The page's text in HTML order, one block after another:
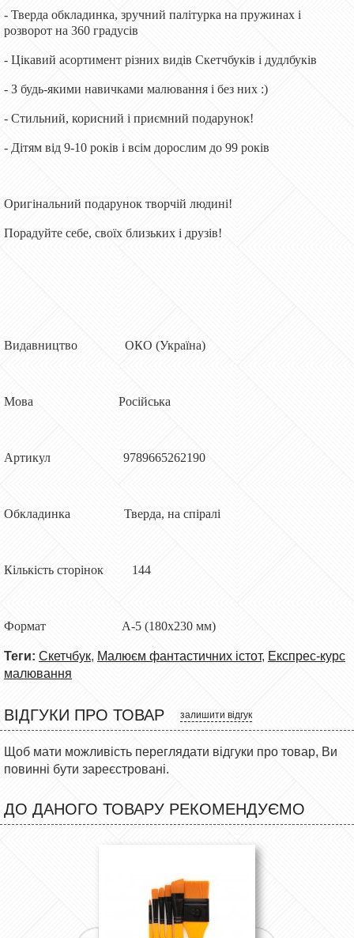
- Тверда обкладинка, зручний палітурка на пружинах і
розворот на 360 градусів
- Цікавий асортимент різних видів Скетчбуків і дудлбуків
- З будь-якими навичками малювання і без них :)
- Стильний, корисний і приємний подарунок!
- Дітям від 9-10 років і всім дорослим до 99 років
Оригінальний подарунок творчій людині!
Порадуйте себе, своїх близьких і друзів!
Видавництво ОКО (Україна)
Мова Російська
Артикул 9789665262190
Обкладинка Тверда, на спіралі
Кількість сторінок 144
Формат А-5 (180x230 мм)
Теги: Скетчбук, Малюєм фантастичних істот, Експрес-курс
малювання
ВІДГУКИ ПРО ТОВАР залишити відгук
Щоб мати можливість переглядати відгуки про товар, Ви
повинні бути зареєстровані.
ДО ДАНОГО ТОВАРУ РЕКОМЕНДУЄМО